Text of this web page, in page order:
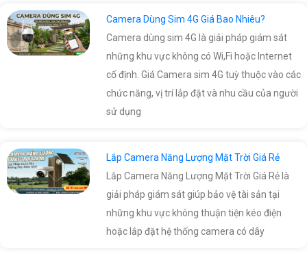
Camera Dùng Sim 4G Giá Bao Nhiêu?
Camera dùng sim 4G là giải pháp giám sát
những khu vực không có Wi,Fi hoặc Internet
cố định. Giá Camera sim 4G tuỳ thuộc vào các
chức năng, vị trí lắp đặt và nhu cầu của người
sử dụng
Lắp Camera Năng Lượng Mặt Trời Giá Rẻ
Lắp Camera Năng Lượng Mặt Trời Giá Rẻ là
giải pháp giám sát giúp bảo vệ tài sản tại
những khu vực không thuận tiện kéo điện
hoặc lắp đặt hệ thống camera có dây